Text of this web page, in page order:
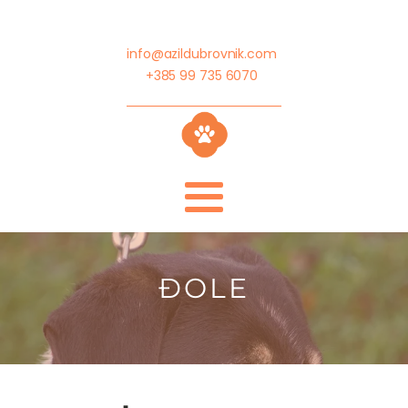
info@azildubrovnik.com
+385 99 735 6070
ĐOLE